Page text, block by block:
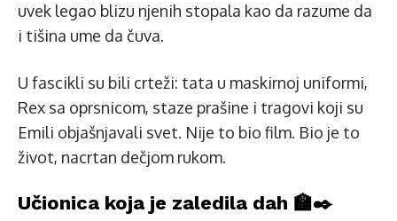
uvek legao blizu njenih stopala kao da razume da
i tišina ume da čuva.
U fascikli su bili crteži: tata u maskirnoj uniformi,
Rex sa oprsnicom, staze prašine i tragovi koji su
Emili objašnjavali svet. Nije to bio film. Bio je to
život, nacrtan dečjom rukom.
Učionica koja je zaledila dah 🏫✒️